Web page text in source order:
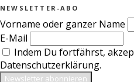
NEWSLETTER-ABO
Vorname oder ganzer Name
E-Mail
Indem Du fortfährst,
Datenschutzerklärung.